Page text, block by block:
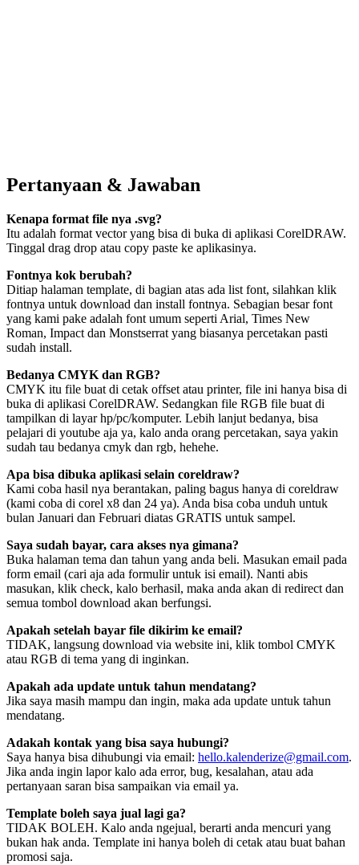
Pertanyaan & Jawaban
Kenapa format file nya .svg?
Itu adalah format vector yang bisa di buka di aplikasi CorelDRAW.
Tinggal drag drop atau copy paste ke aplikasinya.
Fontnya kok berubah?
Ditiap halaman template, di bagian atas ada list font, silahkan klik
fontnya untuk download dan install fontnya. Sebagian besar font
yang kami pake adalah font umum seperti Arial, Times New
Roman, Impact dan Monstserrat yang biasanya percetakan pasti
sudah install.
Bedanya CMYK dan RGB?
CMYK itu file buat di cetak offset atau printer, file ini hanya bisa di
buka di aplikasi CorelDRAW. Sedangkan file RGB file buat di
tampilkan di layar hp/pc/komputer. Lebih lanjut bedanya, bisa
pelajari di youtube aja ya, kalo anda orang percetakan, saya yakin
sudah tau bedanya cmyk dan rgb, hehehe.
Apa bisa dibuka aplikasi selain coreldraw?
Kami coba hasil nya berantakan, paling bagus hanya di coreldraw
(kami coba di corel x8 dan 24 ya). Anda bisa coba unduh untuk
bulan Januari dan Februari diatas GRATIS untuk sampel.
Saya sudah bayar, cara akses nya gimana?
Buka halaman tema dan tahun yang anda beli. Masukan email pada
form email (cari aja ada formulir untuk isi email). Nanti abis
masukan, klik check, kalo berhasil, maka anda akan di redirect dan
semua tombol download akan berfungsi.
Apakah setelah bayar file dikirim ke email?
TIDAK, langsung download via website ini, klik tombol CMYK
atau RGB di tema yang di inginkan.
Apakah ada update untuk tahun mendatang?
Jika saya masih mampu dan ingin, maka ada update untuk tahun
mendatang.
Adakah kontak yang bisa saya hubungi?
Saya hanya bisa dihubungi via email: hello.kalenderize@gmail.com.
Jika anda ingin lapor kalo ada error, bug, kesalahan, atau ada
pertanyaan saran bisa sampaikan via email ya.
Template boleh saya jual lagi ga?
TIDAK BOLEH. Kalo anda ngejual, berarti anda mencuri yang
bukan hak anda. Template ini hanya boleh di cetak atau buat bahan
promosi saja.